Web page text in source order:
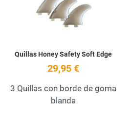
Quillas Honey Safety Soft Edge
29,95 €
3 Quillas con borde de goma
blanda